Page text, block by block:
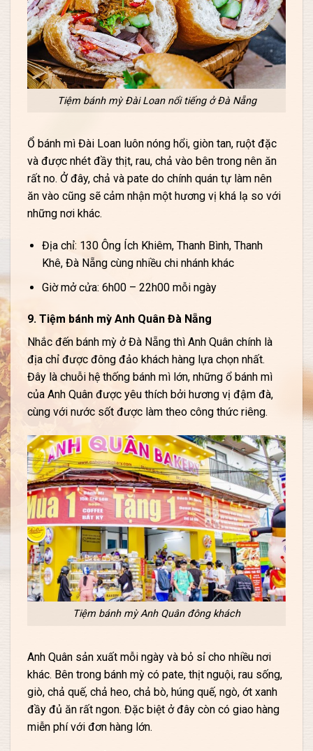
Tiệm bánh mỳ Đài Loan nổi tiếng ở Đà Nẵng
Ổ bánh mì Đài Loan luôn nóng hổi, giòn tan, ruột đặc
và được nhét đầy thịt, rau, chả vào bên trong nên ăn
rất no. Ở đây, chả và pate do chính quán tự làm nên
ăn vào cũng sẽ cảm nhận một hương vị khá lạ so với
những nơi khác.
Địa chỉ: 130 Ông Ích Khiêm, Thanh Bình, Thanh
Khê, Đà Nẵng cùng nhiều chi nhánh khác
Giờ mở cửa: 6h00 – 22h00 mỗi ngày
9. Tiệm bánh mỳ Anh Quân Đà Nẵng
Nhắc đến bánh mỳ ở Đà Nẵng thì Anh Quân chính là
địa chỉ được đông đảo khách hàng lựa chọn nhất.
Đây là chuỗi hệ thống bánh mì lớn, những ổ bánh mì
của Anh Quân được yêu thích bởi hương vị đậm đà,
cùng với nước sốt được làm theo công thức riêng.
Tiệm bánh mỳ Anh Quân đông khách
Anh Quân sản xuất mỗi ngày và bỏ sỉ cho nhiều nơi
khác. Bên trong bánh mỳ có pate, thịt nguội, rau sống,
giò, chả quế, chả heo, chả bò, húng quế, ngò, ớt xanh
đầy đủ ăn rất ngon. Đặc biệt ở đây còn có giao hàng
miễn phí với đơn hàng lớn.